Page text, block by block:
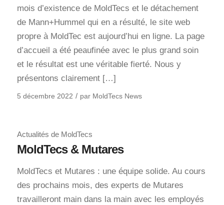
mois d’existence de MoldTecs et le détachement
de Mann+Hummel qui en a résulté, le site web
propre à MoldTec est aujourd’hui en ligne. La page
d’accueil a été peaufinée avec le plus grand soin
et le résultat est une véritable fierté. Nous y
présentons clairement […]
5 décembre 2022 / par MoldTecs News
Actualités de MoldTecs
MoldTecs & Mutares
MoldTecs et Mutares : une équipe solide. Au cours
des prochains mois, des experts de Mutares
travailleront main dans la main avec les employés